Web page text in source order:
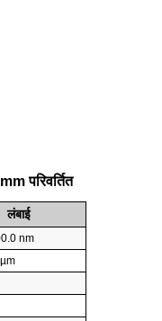
परिवर्तित
लंबाई
nm